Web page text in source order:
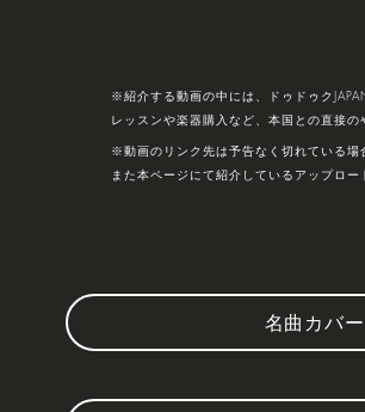
※紹介する動画の中には、ドゥドゥク
レッスンや楽器購入など、本国との直接
※動画のリンク先は予告なく切れている
また本ページにて紹介しているアップロ
名曲カバー